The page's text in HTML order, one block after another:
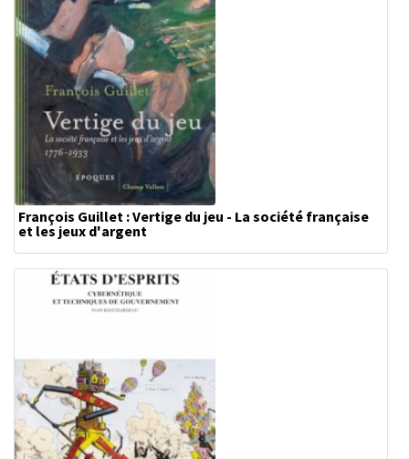
François Guillet : Vertige du jeu - La société française
et les jeux d'argent